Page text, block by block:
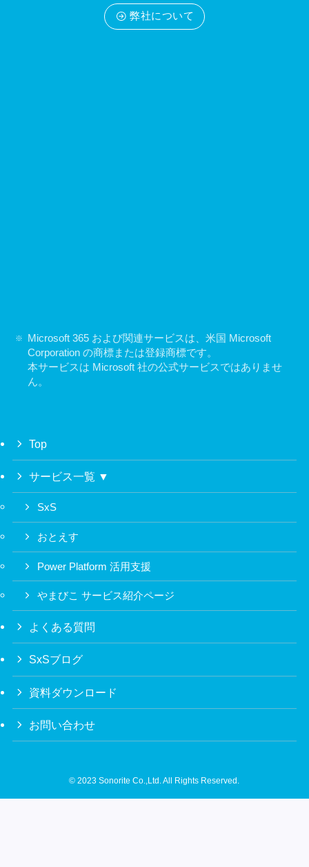
弊社について
Microsoft 365 および関連サービスは、米国 Microsoft
Corporation の商標または登録商標です。
本サービスは Microsoft 社の公式サービスではありませ
ん。
Top
サービス一覧 ▼
SxS
おとえす
Power Platform 活用支援
やまびこ サービス紹介ページ
よくある質問
SxSブログ
資料ダウンロード
お問い合わせ
© 2023 Sonorite Co.,Ltd. All Rights Reserved.